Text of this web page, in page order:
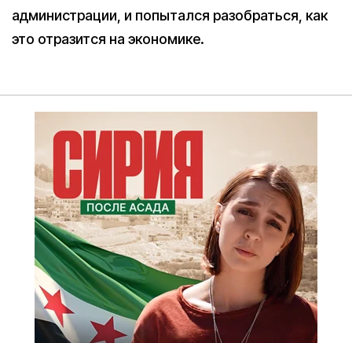
администрации, и попытался разобраться, как
это отразится на экономике.